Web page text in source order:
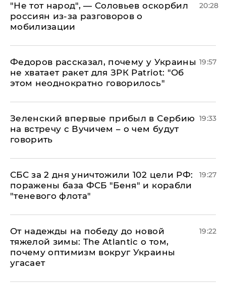
​"Не тот народ", — Соловьев оскорбил
россиян из-за разговоров о
мобилизации
20:28
Федоров рассказал, почему у Украины
не хватает ракет для ЗРК Patriot: "Об
этом неоднократно говорилось"
19:57
Зеленский впервые прибыл в Сербию
на встречу с Вучичем – о чем будут
говорить
19:33
СБС за 2 дня уничтожили 102 цели РФ:
поражены база ФСБ "Беня" и корабли
"теневого флота"
19:27
От надежды на победу до новой
тяжелой зимы: The Atlantic о том,
почему оптимизм вокруг Украины
угасает
19:22